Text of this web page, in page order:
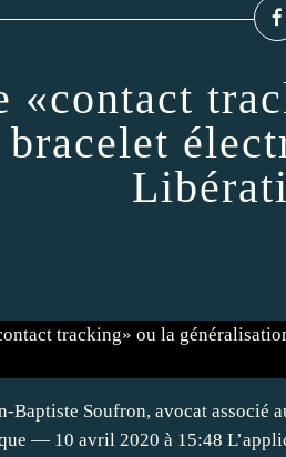
«contact
bracelet
Baptiste Soufron, avocat associé
— 10 avril 2020 à 15:48